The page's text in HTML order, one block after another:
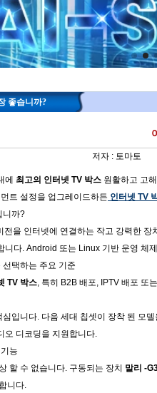
좋습니까?
저자 : 토마토
에 최고의 인터넷 TV 박스 원활하고 고
트 설정을 업그레이드하든 인터넷 TV
니까?
전을 인터넷에 연결하는 작고 강력한
니다. Android 또는 Linux 기반 운영 체
택하는 주요 기준
TV 박스 , 특히 B2B 배포, IPTV 배포
입니다. 다음 세대 칩셋이 장착 된 모델
오 디코딩을 지원합니다.
능
할 수 없습니다. 구동되는 장치 말리 -
니다.